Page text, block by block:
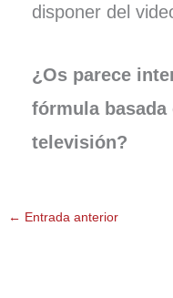
disponer del
¿Os parece
fórmula basada
televisión?
← Entrada anterior